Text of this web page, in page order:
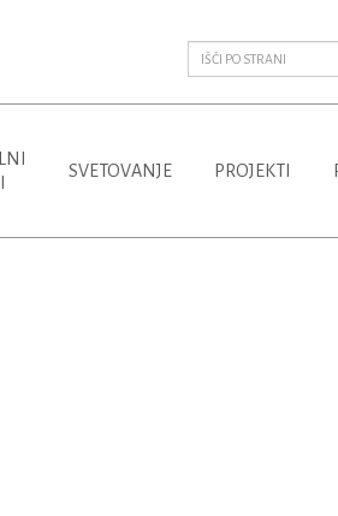
SVETOVANJE PROJEKTI